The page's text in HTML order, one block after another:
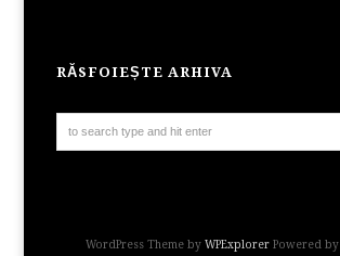
RĂSFOIEȘTE ARHIVA
WordPress Theme by WPExplorerPowered by